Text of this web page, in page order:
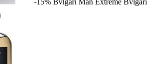
-15% Bvlgari Man Extreme Bvlgari